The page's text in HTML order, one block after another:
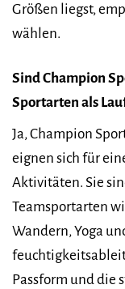
Größen liegst,
wählen.
Sind Champion
Sportarten als
Ja, Champion
eignen sich für
Aktivitäten. Sie
Teamsportarten
Wandern, Yoga
Passform und